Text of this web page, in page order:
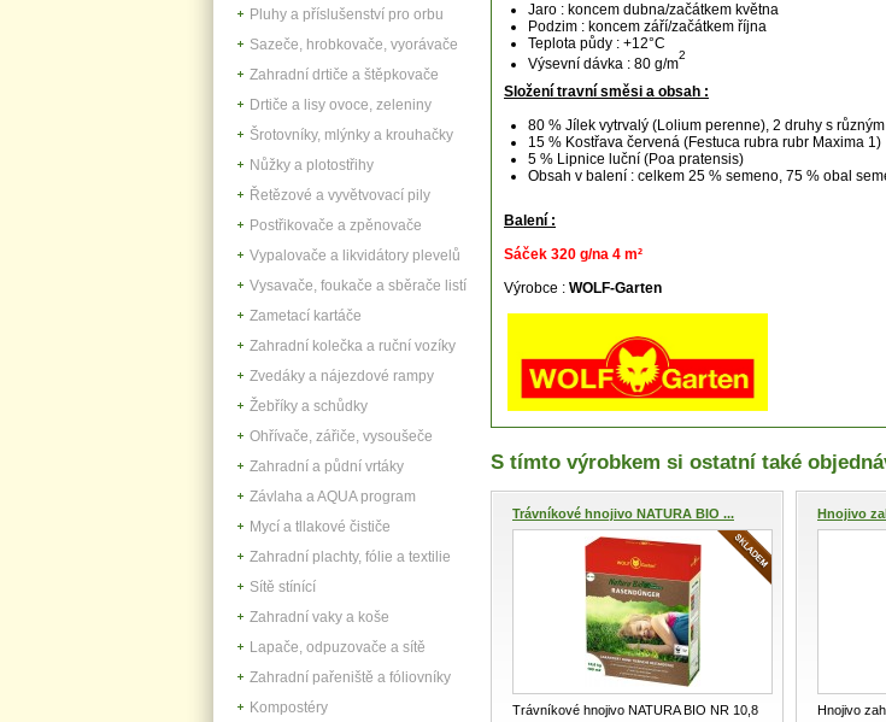
Pluhy a příslušenství pro orbu
Sazeče, hrobkovače, vyorávače
Zahradní drtiče a štěpkovače
Drtiče a lisy ovoce, zeleniny
Šrotovníky, mlýnky a krouhačky
Nůžky a plotostřihy
Řetězové a vyvětvovací pily
Postřikovače a zpěnovače
Vypalovače a likvidátory plevelů
Vysavače, foukače a sběrače listí
Zametací kartáče
Zahradní kolečka a ruční vozíky
Zvedáky a nájezdové rampy
Žebříky a schůdky
Ohřívače, zářiče, vysoušeče
Zahradní a půdní vrtáky
Závlaha a AQUA program
Mycí a tllakové čističe
Zahradní plachty, fólie a textilie
Sítě stínící
Zahradní vaky a koše
Lapače, odpuzovače a sítě
Zahradní pařeniště a fóliovníky
Kompostéry
Jaro : koncem dubna/začátkem května
Podzim : koncem září/začátkem října
Teplota půdy : +12°C
Výsevní dávka : 80 g/m
2
Složení travní směsi a obsah :
80 % Jílek vytrvalý (Lolium perenne), 2 druhy s
15 % Kostřava červená (Festuca rubra rubr Maxima 1)
5 % Lipnice luční (Poa pratensis)
Obsah v balení : celkem25 % semeno, 75 % obal
Balení :
Sáček 320 g/na 4 m²
Výrobce : WOLF-Garten
S tímto výrobkem si ostatní také
Trávníkové hnojivo NATURA BIO ...
Trávníkové hnojivo NATURA BIO NR 10,8
Hnojivo
Hnojivo